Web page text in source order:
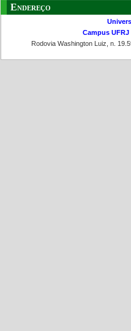
Endereço
Campus
Rodovia Washington Luiz, n.